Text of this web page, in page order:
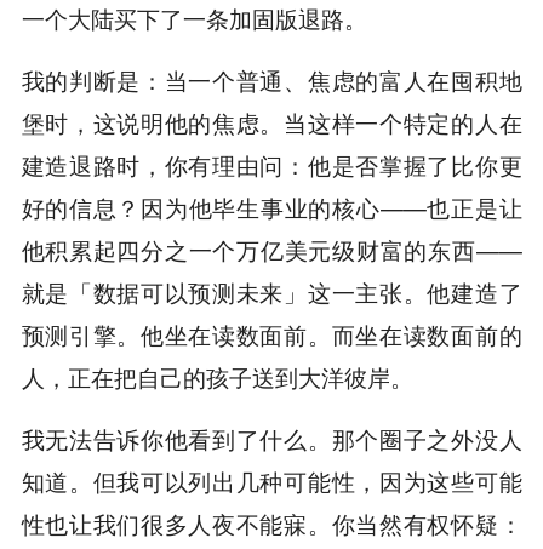
一个大陆买下了一条加固版退路。
我的判断是：当一个普通、焦虑的富人在囤积地
堡时，这说明他的焦虑。当这样一个特定的人在
建造退路时，你有理由问：他是否掌握了比你更
好的信息？因为他毕生事业的核心——也正是让
他积累起四分之一个万亿美元级财富的东西——
就是「数据可以预测未来」这一主张。他建造了
预测引擎。他坐在读数面前。而坐在读数面前的
人，正在把自己的孩子送到大洋彼岸。
我无法告诉你他看到了什么。那个圈子之外没人
知道。但我可以列出几种可能性，因为这些可能
性也让我们很多人夜不能寐。你当然有权怀疑：